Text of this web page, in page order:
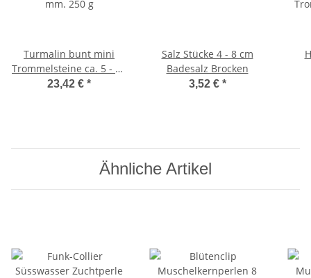
Turmalin bunt mini
Trommelsteine ca. 5 - 10
mm. 250 g
23,42 € *
Salz Stücke 4 - 8 cm
Badesalz Brocken
3,52 € *
Ähnliche Artikel